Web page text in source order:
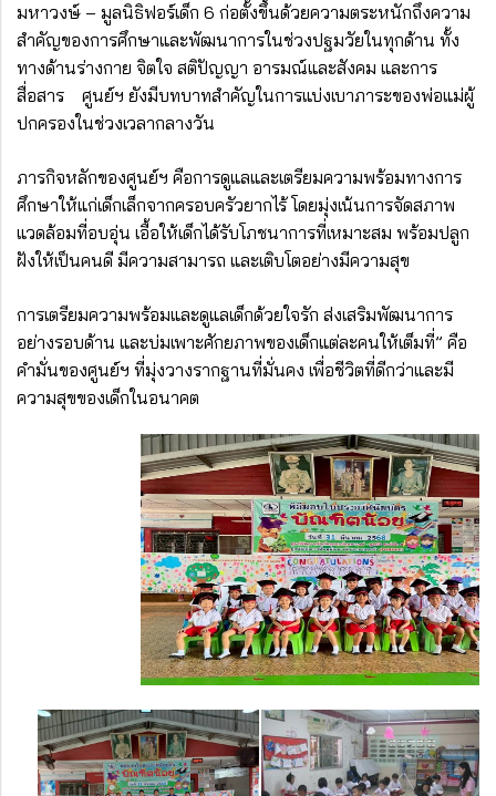
มหาวงษ์ – มูลนิธิฟอร์เด็ก 6 ก่อตั้งขึ้นด้วยความตระหนักถึงความ
สำคัญของการศึกษาและพัฒนาการในช่วงปฐมวัยในทุกด้าน ทั้ง
ทางด้านร่างกาย จิตใจ สติปัญญา อารมณ์และสังคม และการ
สื่อสาร ศูนย์ฯ ยังมีบทบาทสำคัญในการแบ่งเบาภาระของพ่อแม่ผู้
ปกครองในช่วงเวลากลางวัน
ภารกิจหลักของศูนย์ฯ คือการดูแลและเตรียมความพร้อมทางการ
ศึกษาให้แก่เด็กเล็กจากครอบครัวยากไร้ โดยมุ่งเน้นการจัดสภาพ
แวดล้อมที่อบอุ่น เอื้อให้เด็กได้รับโภชนาการที่เหมาะสม พร้อมปลูก
ฝังให้เป็นคนดี มีความสามารถ และเติบโตอย่างมีความสุข
การเตรียมความพร้อมและดูแลเด็กด้วยใจรัก ส่งเสริมพัฒนาการ
อย่างรอบด้าน และบ่มเพาะศักยภาพของเด็กแต่ละคนให้เต็มที่” คือ
คำมั่นของศูนย์ฯ ที่มุ่งวางรากฐานที่มั่นคง เพื่อชีวิตที่ดีกว่าและมี
ความสุขของเด็กในอนาคต